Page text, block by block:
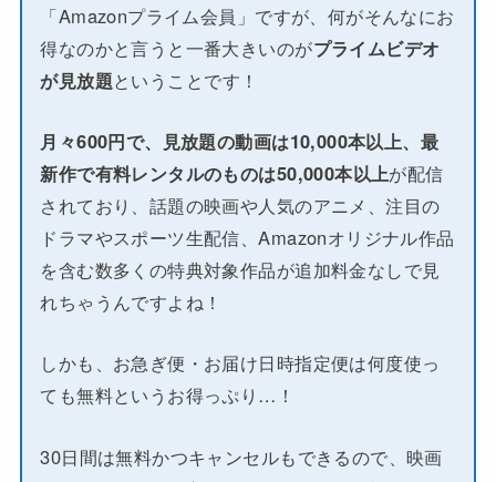
「Amazonプライム会員」ですが、何がそんなにお
得なのかと言うと一番大きいのがプライムビデオ
が見放題ということです！
月々600円で、見放題の動画は10,000本以上、最
新作で有料レンタルのものは50,000本以上が配信
されており、話題の映画や人気のアニメ、注目の
ドラマやスポーツ生配信、Amazonオリジナル作品
を含む数多くの特典対象作品が追加料金なしで見
れちゃうんですよね！
しかも、お急ぎ便・お届け日時指定便は何度使っ
ても無料というお得っぷり…！
30日間は無料かつキャンセルもできるので、映画